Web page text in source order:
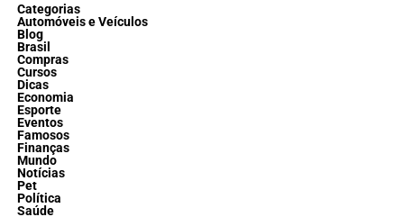
Categorias
Automóveis e Veículos
Blog
Brasil
Compras
Cursos
Dicas
Economia
Esporte
Eventos
Famosos
Finanças
Mundo
Notícias
Pet
Política
Saúde